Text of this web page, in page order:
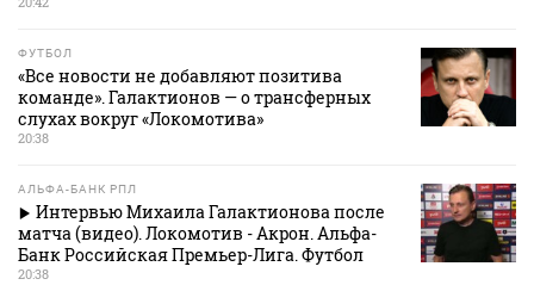
ФУТБОЛ
«Все новости не добавляют позитива
команде». Галактионов — о трансферных
слухах вокруг «Локомотива»
20:38
АЛЬФА-БАНК РПЛ
Интервью Михаила Галактионова после
матча (видео). Локомотив - Акрон. Альфа-
Банк Российская Премьер-Лига. Футбол
20:38